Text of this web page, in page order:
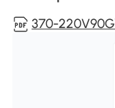
370-